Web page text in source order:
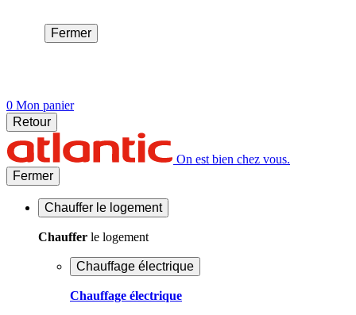
Fermer
0 Mon panier
Retour
On est bien chez vous.
Fermer
Chauffer le logement
Chauffer le logement
Chauffage électrique
Chauffage électrique